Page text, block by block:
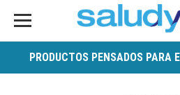
PRODUCTOS PENSADOS PARA